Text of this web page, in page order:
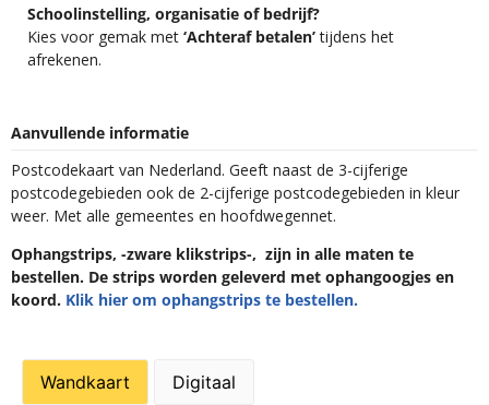
Schoolinstelling, organisatie of bedrijf?
Kies voor gemak met ‘Achteraf betalen’tijdens het
afrekenen.
Aanvullende informatie
Postcodekaart van Nederland. Geeft naast de 3-cijferige
postcodegebieden ook de 2-cijferige postcodegebieden in kleur
weer. Met alle gemeentes en hoofdwegennet.
Ophangstrips, -zware klikstrips-, zijn in alle maten te
bestellen. De strips worden geleverd met ophangoogjes en
koord. Klik hier om ophangstrips te bestellen.
Wandkaart Digitaal